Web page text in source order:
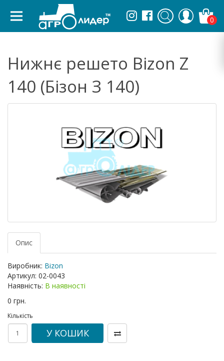
0
Нижнє решето Bizon Z
140 (Бізон З 140)
Опис
Виробник: Bizon
Артикул: 02-0043
Наявність: В наявності
0 грн.
Кількість
У КОШИК